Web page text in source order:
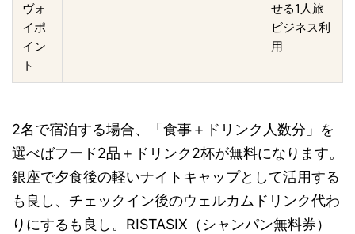
ヴォ
イポ
イン
ト
せる1人旅
ビジネス利
用
2名で宿泊する場合、「食事＋ドリンク人数分」を
選べばフード2品＋ドリンク2杯が無料になります。
銀座で夕食後の軽いナイトキャップとして活用する
も良し、チェックイン後のウェルカムドリンク代わ
りにするも良し。RISTASIX（シャンパン無料券）